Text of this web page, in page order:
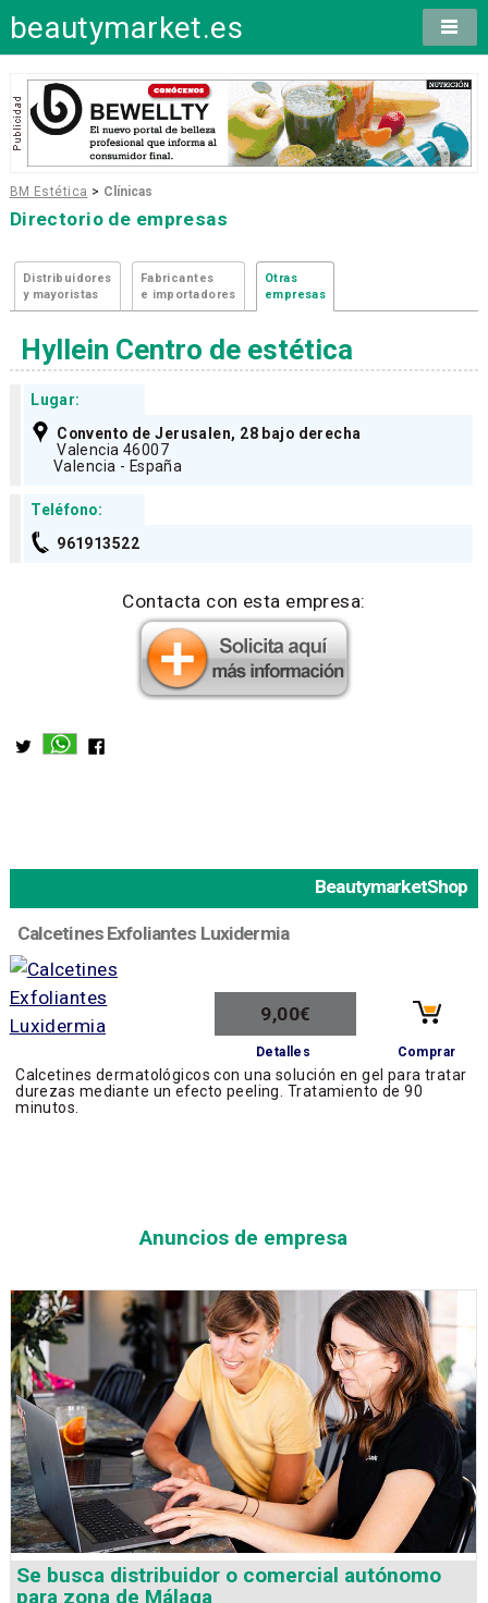
beautymarket.es
BM Estética > Clínicas
Directorio de empresas
Distribuidores
y mayoristas
Fabricantes
e importadores
Otras
empresas
Hyllein Centro de estética
Lugar:
Convento de Jerusalen, 28 bajo derecha
Valencia 46007
Valencia - España
Teléfono:
961913522
Contacta con esta empresa:
BeautymarketShop
Calcetines Exfoliantes Luxidermia
9,00€
Detalles Comprar
Calcetines dermatológicos con una solución en gel para tratar
durezas mediante un efecto peeling. Tratamiento de 90
minutos.
Anuncios de empresa
Se busca distribuidor o comercial autónomo
para zona de Málaga